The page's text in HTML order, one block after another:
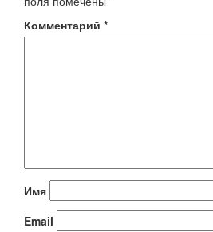
Комментарий *
Имя
Email